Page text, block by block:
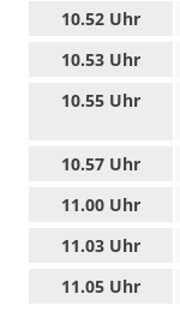
10.52 Uhr
10.53 Uhr
10.55 Uhr
10.57 Uhr
11.00 Uhr
11.03 Uhr
11.05 Uhr